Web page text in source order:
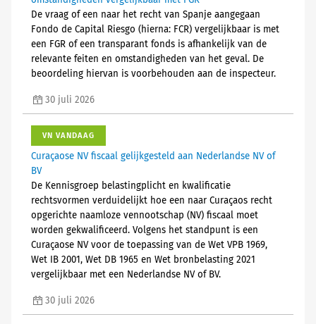
De vraag of een naar het recht van Spanje aangegaan
Fondo de Capital Riesgo (hierna: FCR) vergelijkbaar is met
een FGR of een transparant fonds is afhankelijk van de
relevante feiten en omstandigheden van het geval. De
beoordeling hiervan is voorbehouden aan de inspecteur.
30 juli 2026
VN VANDAAG
Curaçaose NV fiscaal gelijkgesteld aan Nederlandse NV of
BV
De Kennisgroep belastingplicht en kwalificatie
rechtsvormen verduidelijkt hoe een naar Curaçaos recht
opgerichte naamloze vennootschap (NV) fiscaal moet
worden gekwalificeerd. Volgens het standpunt is een
Curaçaose NV voor de toepassing van de Wet VPB 1969,
Wet IB 2001, Wet DB 1965 en Wet bronbelasting 2021
vergelijkbaar met een Nederlandse NV of BV.
30 juli 2026